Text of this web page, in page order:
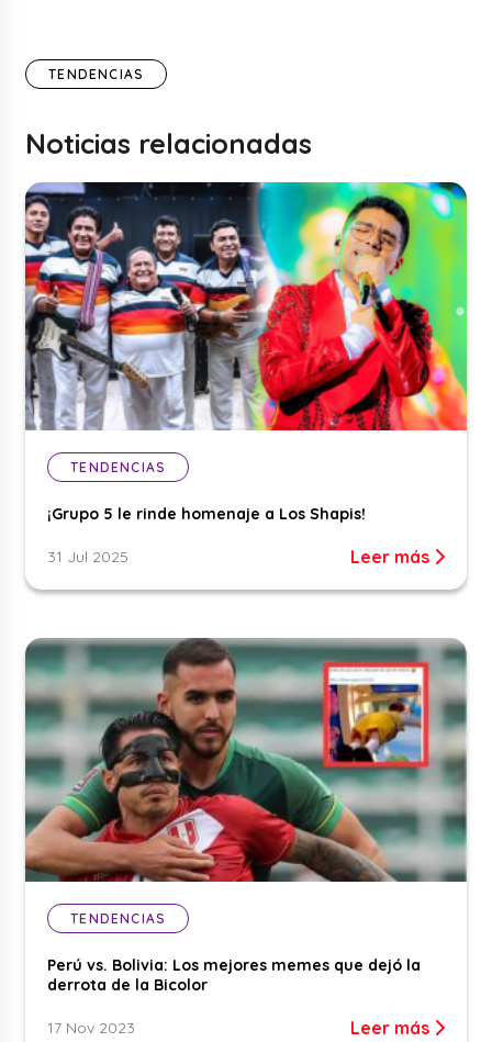
TENDENCIAS
Noticias relacionadas
TENDENCIAS
¡Grupo 5 le rinde homenaje a Los Shapis!
31 Jul 2025 Leer más
TENDENCIAS
Perú vs. Bolivia: Los mejores memes que dejó la
derrota de la Bicolor
17 Nov 2023 Leer más